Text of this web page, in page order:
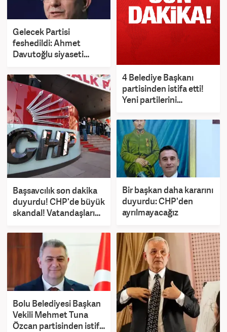
Gelecek Partisi
feshedildi: Ahmet
Davutoğlu siyaseti
4 Belediye Başkanı
partisinden istifa etti!
Yeni partilerini
Başsavcılık son dakika
duyurdu! CHP'de büyük
skandal! Vatandaşların
Bir başkan daha kararını
duyurdu: CHP'den
ayrılmayacağız
Bolu Belediyesi Başkan
Vekili Mehmet Tuna
Özcan partisinden istifa